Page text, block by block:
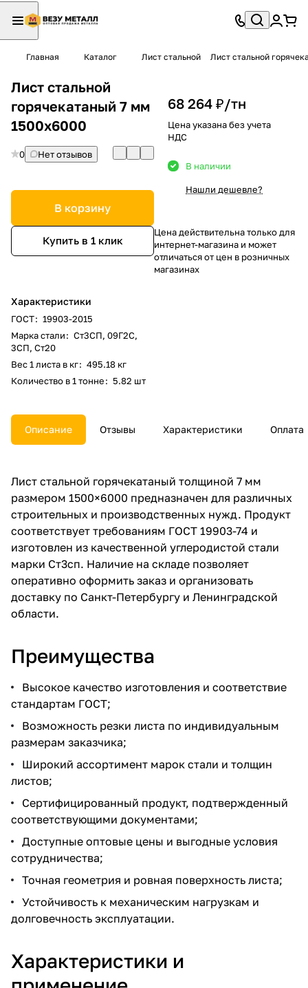
Главная Каталог Лист стальной Лист стальной
Лист стальной
горячекатаный 7 мм
1500х6000
0 Нет отзывов
В корзину
Купить в 1 клик
Характеристики
ГОСТ: 19903-2015
Марка стали: Ст3СП, 09Г2С,
3СП, Ст20
Вес 1 листа в кг: 495.18 кг
Количество в 1 тонне: 5.82 шт
68 264 ₽/тн
Цена указана без учета
НДС
В наличии
Нашли дешевле?
Цена действительна только для
интернет-магазина и может
отличаться от цен в розничных
магазинах
Описание Отзывы Характеристики Оплата
Лист стальной горячекатаный толщиной 7 мм
размером 1500×6000 предназначен для различных
строительных и производственных нужд. Продукт
соответствует требованиям ГОСТ 19903-74 и
изготовлен из качественной углеродистой стали
марки Ст3сп. Наличие на складе позволяет
оперативно оформить заказ и организовать
доставку по Санкт-Петербургу и Ленинградской
области.
Преимущества
Высокое качество изготовления и соответствие
стандартам ГОСТ;
Возможность резки листа по индивидуальным
размерам заказчика;
Широкий ассортимент марок стали и толщин
листов;
Сертифицированный продукт, подтвержденный
соответствующими документами;
Доступные оптовые цены и выгодные условия
сотрудничества;
Точная геометрия и ровная поверхность листа;
Устойчивость к механическим нагрузкам и
долговечность эксплуатации.
Характеристики и